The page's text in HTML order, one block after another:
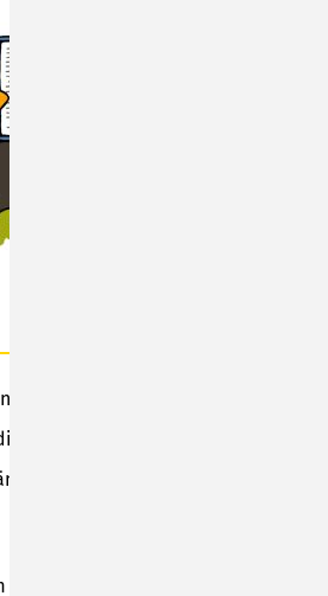
1 bis 10
Schüler/innen online beantworten
Lesen und in der Entwicklung